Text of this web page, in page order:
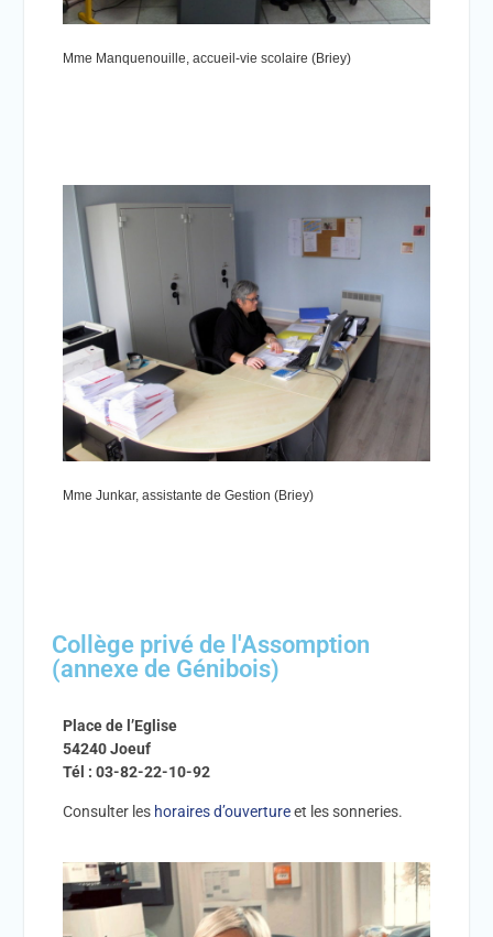
Mme Manquenouille, accueil-vie scolaire (Briey)
Mme Junkar, assistante de Gestion (Briey)
Collège privé de l'Assomption
(annexe de Génibois)
Place de l’Eglise
54240 Joeuf
Tél : 03-82-22-10-92
Consulter les horaires d’ouvertureet les sonneries.